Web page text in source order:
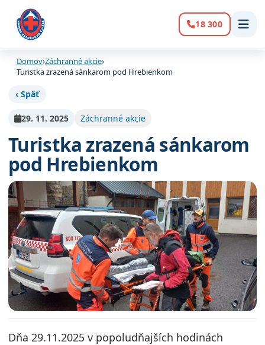
Volanie:
18 300
Domov›Záchranné akcie›
Turistka zrazená sánkarom pod Hrebienkom
‹ Späť
29. 11. 2025 Záchranné akcie
Turistka zrazená sánkarom
pod Hrebienkom
Dňa 29.11.2025 v popoludňajších hodinách